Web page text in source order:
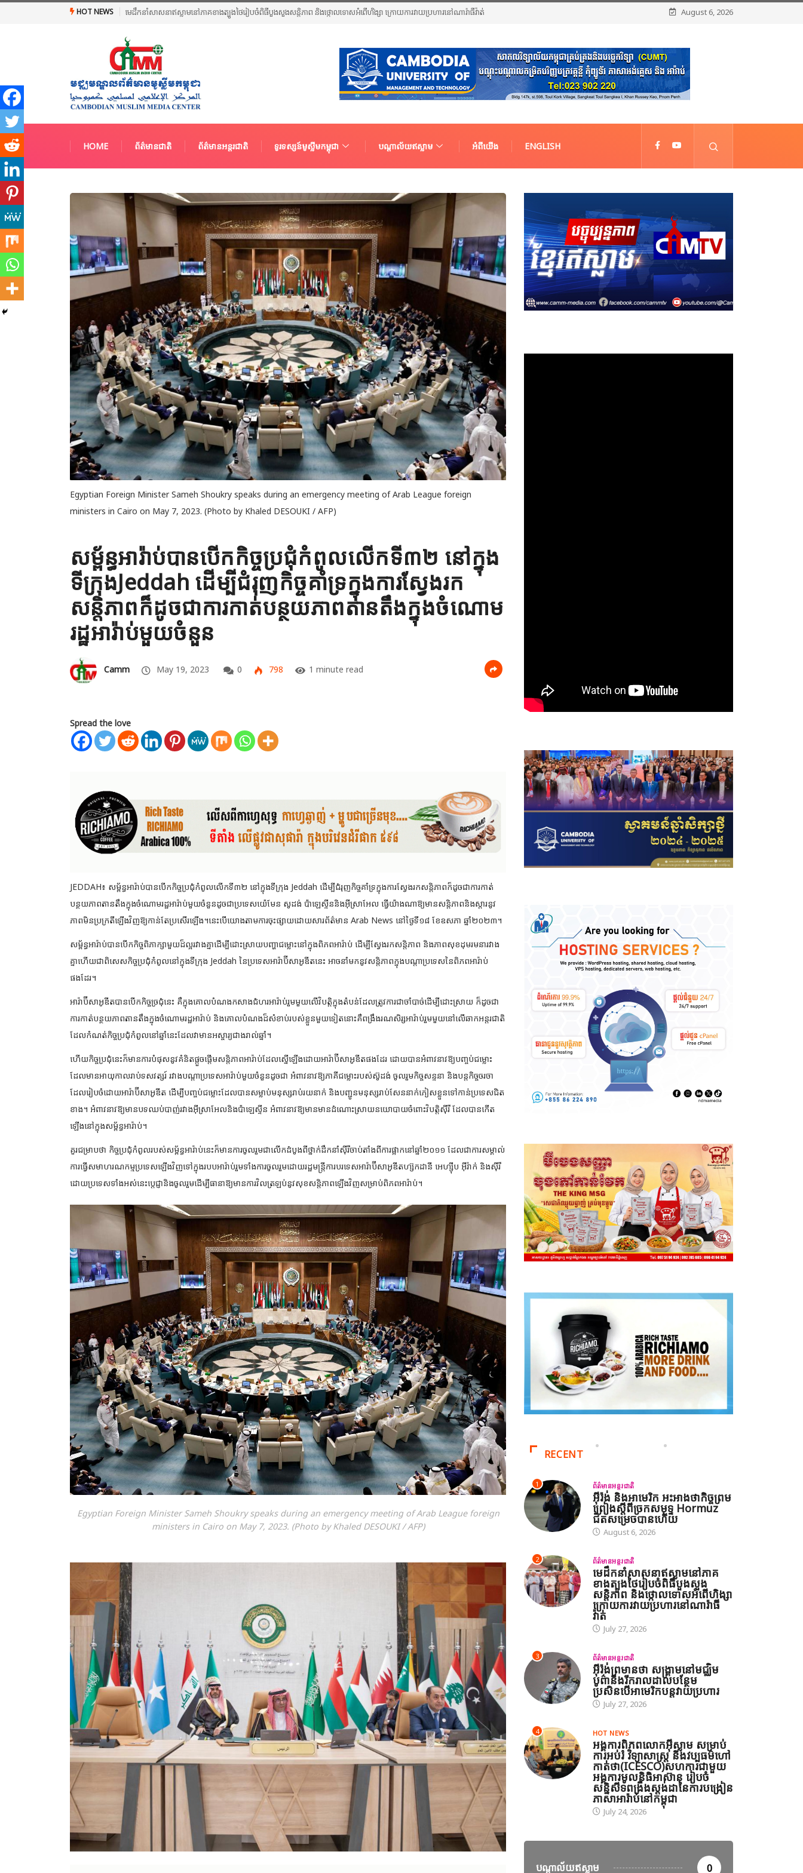
HOT NEWS មេដឹកនាំសាសនាឥស្លាមនៅភាគខាងត្បូងថៃរៀបចំពិធីបួងសួងសន្តិភាព និងថ្កោលទោសអំពើហិង្សា ក្រោយការវាយប្រហារនៅណារ៉ាធីវ៉ាត់ August 6, 2026
HOME ព័ត៌មានជាតិ ព័ត៌មានអន្តរជាតិ ទូរទស្សន៍មូស្លីមកម្ពុជា បណ្តាល័យឥស្លាម អំពីយើង ENGLISH
Egyptian Foreign Minister Sameh Shoukry speaks during an emergency meeting of Arab League foreign
ministers in Cairo on May 7, 2023. (Photo by Khaled DESOUKI / AFP)
សម្ព័ន្ធអារ៉ាប់បានបើកកិច្ចប្រជុំកំពូលលើកទី៣២ នៅក្នុង
ទីក្រុងJeddah ដើម្បីជំរុញកិច្ចគាំទ្រក្នុងការស្វែងរក
សន្តិភាពក៏ដូចជាការកាត់បន្ថយភាពតានតឹងក្នុងចំណោម
រដ្ឋអារ៉ាប់មួយចំនួន
Camm May 19, 2023 0 798 1 minute read
Spread the love
JEDDAH៖ សម្ព័ន្ធអារ៉ាប់បានបើកកិច្ចប្រជុំកំពូលលើកទី៣២ នៅក្នុងទីក្រុង Jeddah ដើម្បីជំរុញកិច្ចគាំទ្រក្នុងការស្វែងរកសន្តិភាពក៏ដូចជាការកាត់
បន្ថយភាពតានតឹងក្នុងចំណោមរដ្ឋអារ៉ាប់មួយចំនួនដូចជាប្រទេសយ៉េមែន សូដង់ ប៉ាឡេស្ទីននិងអ៊ីស្រាអែល ធ្វើយ៉ាងណាឱ្យមានសន្តិភាពនិងស្តារនូវ
ភាពមិនប្រក្រតីឡើងវិញឱ្យកាន់តែប្រសើរឡើង។នេះបើយោងតាមការចុះផ្សាយដោយសារព័ត៌មាន Arab News នៅថ្ងៃទី១៨ ខែឧសភា ឆ្នាំ២០២៣។
សម្ព័ន្ធអារ៉ាប់បានបើកកិច្ចពិភាក្សាមួយដ៏ល្អរវាងគ្នាដើម្បីដោះស្រាយបញ្ហាជម្លោះនៅក្នុងពិភពអារ៉ាប់ ដើម្បីស្វែងរកសន្តិភាព និងភាពសុខដុមរមនារវាង
គ្នាហើយជាពិសេសកិច្ចប្រជុំកំពូលនៅក្នុងទីក្រុង Jeddah នៃប្រទេសអារ៉ាប៊ីសាអូឌីតនេះ អាចនាំមកនូវសន្តិភាពក្នុងបណ្តាប្រទេសនៃពិភពអារ៉ាប់
ផងដែរ។
អារ៉ាប៊ីសាអូឌីតបានបើកកិច្ចច្រជុំនេះ គឺក្នុងគោលបំណងកសាងជំហរអារ៉ាប់រួមមួយលើវិបត្តិក្នុងតំបន់ដែលត្រូវការជាចាំបាច់ដើម្បីដោះស្រាយ ក៏ដូចជា
ការកាត់បន្ថយភាពតានតឹងក្នុងចំណោមរដ្ឋអារ៉ាប់ និងគោលបំណងដ៏សំខាប់របស់ខ្លួនមួយទៀតនោះគឺពង្រឹងរណសិរ្សអារ៉ាប់រួមមួយនៅលើឆាកអន្តរជាតិ
ដែលកំណត់កិច្ចប្រជុំកំពូលនៅឆ្នាំនេះដែលវាមានអស្ចារ្យជាងរាល់ឆ្នាំ។
ហើយកិច្ចប្រជុំនេះក៏មានការបំផុសនូវគំនិតផ្តួចផ្តើមសន្តិភាពអារ៉ាប់ដែលស្នើឡើងដោយអារ៉ាប៊ីសាអូឌីតផងដែរ ដោយបានអំពាវនាវឱ្យបញ្ចប់ជម្លោះ
ដែលមានអាយុកាលរាប់ទសវត្សរ៍ រវាងបណ្តាប្រទេសអារ៉ាប់មួយចំនួនដូចជា អំពាវនាវឱ្យភាគីជម្លោះរបស់ស៊ូដង់ ចូលរួមកិច្ចសន្ទនា និងបន្តកិច្ចចរចា
ដែលរៀបចំដោយអារ៉ាប៊ីសាអូឌីត ដើម្បីបញ្ចប់ជម្លោះដែលបានសម្លាប់មនុស្សរាប់រយនាក់ និងបញ្ជូនមនុស្សរាប់សែននាក់ភៀសខ្លួនទៅកាន់ប្រទេសជិត
ខាង។ អំពាវនាវឱ្យមានបទឈប់បាញ់រវាងអ៊ីស្រាអែលនិងប៉ាឡេស្ទីន អំពាវនាវឱ្យមានមានដំណោះស្រាយនយោបាយចំពោះវិបត្តិស៊ីរី ដែលបានកើត
ឡើងនៅក្នុងសម្ព័ន្ធអារ៉ាប់។
គួរជម្រាបថា កិច្ចប្រជុំកំពូលរបស់សម្ព័ន្ធអារ៉ាប់នេះក៏មានការចូលរួមជាលើកដំបូងពីថ្នាក់ដឹកនាំស៊ីរីចាប់តាំងពីការផ្អាកនៅឆ្នាំ២០១១ ដែលជាការសម្គាល់
ការធ្វើសមាហរណកម្មប្រទេសឡើងវិញទៅក្នុងរបបអារ៉ាប់រួមទាំងការចូលរួមដោយរដ្ឋមន្ត្រីការបរទេសអារ៉ាប៊ីសាអូឌីតហ្ស៊កដានី អេហ្ស៊ីប អ៊ីរ៉ាក់ និងស៊ីរី
ដោយប្រទេសទាំងអស់នេះប្តេជ្ញានិងចូលរួមដើម្បីធានាឱ្យមានការវិលត្រឡប់នូវសុខសន្តិភាពឡើងវិញសម្រាប់ពិភពអារ៉ាប់។
Egyptian Foreign Minister Sameh Shoukry speaks during an emergency meeting of Arab League foreign
ministers in Cairo on May 7, 2023. (Photo by Khaled DESOUKI / AFP)
RECENT
1 ព័ត៌មានអន្តរជាតិ
អ៊ីរ៉ង់ និងអាមេរិក អះអាងថាកិច្ចព្រម
ព្រៀងស្តីពីច្រកសមុទ្ទ Hormuz
ជិតសម្រេចបានហើយ
August 6, 2026
2 ព័ត៌មានអន្តរជាតិ
មេដឹកនាំសាសនាឥស្លាមនៅភាគ
ខាងត្បូងថៃរៀបចំពិធីបួងសួង
សន្តិភាព និងថ្កោលទោសអំពើហិង្សា
ក្រោយការវាយប្រហារនៅណារ៉ាធី
វ៉ាត់
July 27, 2026
3 ព័ត៌មានអន្តរជាតិ
អ៊ីរ៉ង់ព្រមានថា សង្គ្រាមនៅមជ្ឈិម
បូព៌ានឹងរីករាលដាលបន្ថែម
ប្រសិនបើអាមេរិកបន្តវាយប្រហារ
July 27, 2026
4 HOT NEWS
អង្គការពិភពលោកអ៊ីស្លាម សម្រាប់
ការអប់រំ វិទ្យាសាស្ត្រ និងវប្បធម៌ហៅ
កាត់ថា(ICESCO)សហការជាមួយ
អង្គការមូលនិធិអាស៊ាន រៀបចំ
សន្និសីទពង្រឹងស្តង់ដានៃការបង្រៀន
ភាសាអារ៉ាប់នៅកម្ពុជា
July 24, 2026
បណ្តាល័យឥស្លាម 0